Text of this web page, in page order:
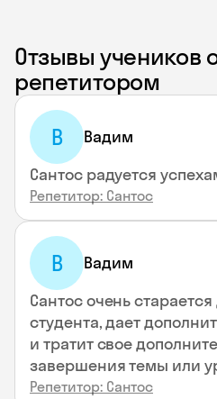
Отзывы учеников
репетитором
В Вадим
Сантос радуется
Репетитор: Сантос
В Вадим
Сантос очень
студента, дает
и тратит свое
завершения темы или
Репетитор: Сантос